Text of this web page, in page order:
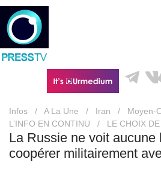
Infos / A La Une / Iran / Moyen-
L’INFO EN CONTINU
/ LE CHOIX
La Russie ne voit aucune
coopérer militairement